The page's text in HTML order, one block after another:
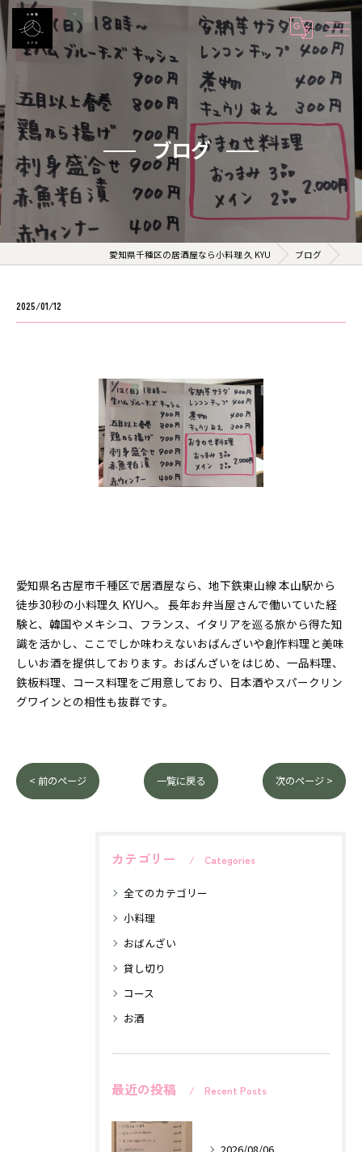
ブログ
愛知県千種区の居酒屋なら小料理 久 KYU ブログ
2025/01/12
愛知県名古屋市千種区で居酒屋なら、地下鉄東山線 本山駅から
徒歩30秒の小料理久 KYUへ。 長年お弁当屋さんで働いていた経
験と、韓国やメキシコ、フランス、イタリアを巡る旅から得た知
識を活かし、ここでしか味わえないおばんざいや創作料理と美味
しいお酒を提供しております。おばんざいをはじめ、一品料理、
鉄板料理、コース料理をご用意しており、日本酒やスパークリン
グワインとの相性も抜群です。
< 前のページ 一覧に戻る 次のページ >
カテゴリー Categories
全てのカテゴリー
小料理
おばんざい
貸し切り
コース
お酒
最近の投稿 Recent Posts